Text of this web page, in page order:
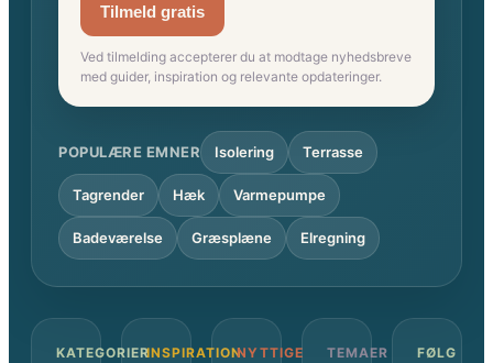
Tilmeld gratis
Ved tilmelding accepterer du at modtage nyhedsbreve
med guider, inspiration og relevante opdateringer.
POPULÆRE EMNER Isolering Terrasse
Tagrender Hæk Varmepumpe
Badeværelse Græsplæne Elregning
KATEGORIERINSPIRATIONNYTTIGE
TEMAER
FØLG